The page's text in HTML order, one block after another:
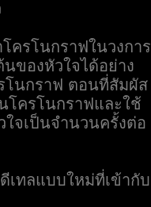
ครโนกราฟในวงการ
ของหัวใจได้อย่าง
โนกราฟ ตอนที่สัมผัส
โครโนกราฟและใช้
จเป็นจำนวนครั้งต่อ
เทลแบบใหม่ที่เข้ากับ